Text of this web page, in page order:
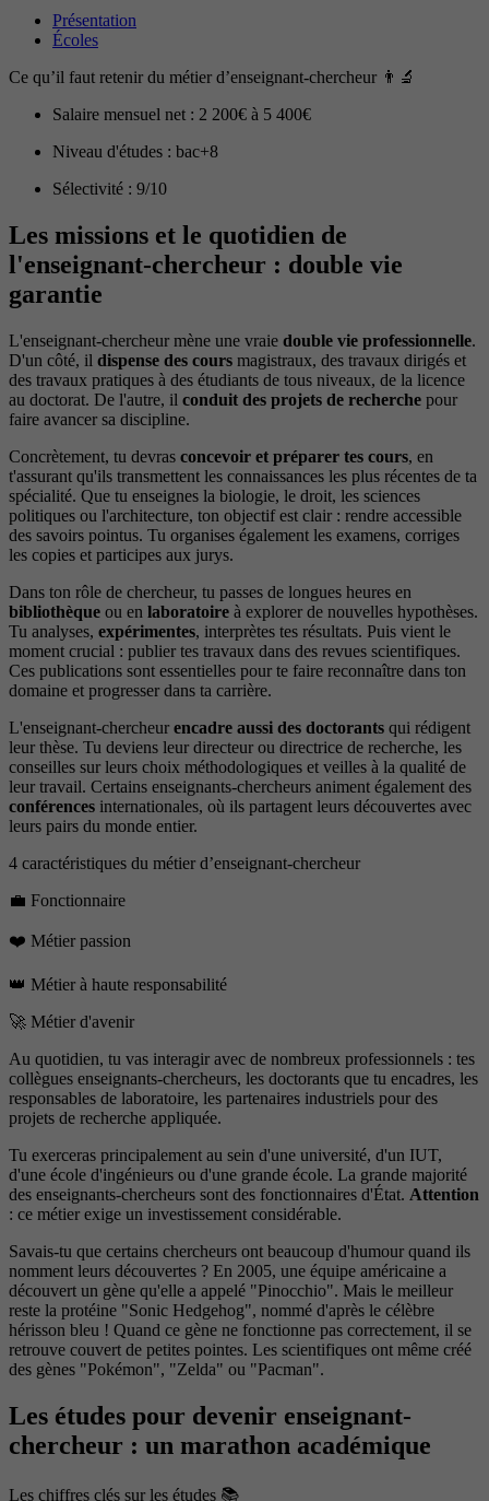
Présentation
Écoles
Ce qu’il faut retenir du métier d’enseignant-chercheur 👨‍🔬
Salaire mensuel net : 2 200€ à 5 400€
Niveau d'études : bac+8
Sélectivité : 9/10
Les missions et le quotidien de
l'enseignant-chercheur : double vie
garantie
L'enseignant-chercheur mène une vraie double vie professionnelle.
D'un côté, il dispense des cours magistraux, des travaux dirigés et
des travaux pratiques à des étudiants de tous niveaux, de la licence
au doctorat. De l'autre, il conduit des projets de recherche pour
faire avancer sa discipline.
Concrètement, tu devras concevoir et préparer tes cours, en
t'assurant qu'ils transmettent les connaissances les plus récentes de ta
spécialité. Que tu enseignes la biologie, le droit, les sciences
politiques ou l'architecture, ton objectif est clair : rendre accessible
des savoirs pointus. Tu organises également les examens, corriges
les copies et participes aux jurys.
Dans ton rôle de chercheur, tu passes de longues heures en
bibliothèque ou en laboratoire à explorer de nouvelles hypothèses.
Tu analyses, expérimentes, interprètes tes résultats. Puis vient le
moment crucial : publier tes travaux dans des revues scientifiques.
Ces publications sont essentielles pour te faire reconnaître dans ton
domaine et progresser dans ta carrière.
L'enseignant-chercheur encadre aussi des doctorants qui rédigent
leur thèse. Tu deviens leur directeur ou directrice de recherche, les
conseilles sur leurs choix méthodologiques et veilles à la qualité de
leur travail. Certains enseignants-chercheurs animent également des
conférences internationales, où ils partagent leurs découvertes avec
leurs pairs du monde entier.
4 caractéristiques du métier d’enseignant-chercheur
💼 Fonctionnaire
❤️ Métier passion
👑 Métier à haute responsabilité
🚀 Métier d'avenir
Au quotidien, tu vas interagir avec de nombreux professionnels : tes
collègues enseignants-chercheurs, les doctorants que tu encadres, les
responsables de laboratoire, les partenaires industriels pour des
projets de recherche appliquée.
Tu exerceras principalement au sein d'une université, d'un IUT,
d'une école d'ingénieurs ou d'une grande école. La grande majorité
des enseignants-chercheurs sont des fonctionnaires d'État. Attention
: ce métier exige un investissement considérable.
Savais-tu que certains chercheurs ont beaucoup d'humour quand ils
nomment leurs découvertes ? En 2005, une équipe américaine a
découvert un gène qu'elle a appelé "Pinocchio". Mais le meilleur
reste la protéine "Sonic Hedgehog", nommé d'après le célèbre
hérisson bleu ! Quand ce gène ne fonctionne pas correctement, il se
retrouve couvert de petites pointes. Les scientifiques ont même créé
des gènes "Pokémon", "Zelda" ou "Pacman".
Les études pour devenir enseignant-
chercheur : un marathon académique
Les chiffres clés sur les études 📚